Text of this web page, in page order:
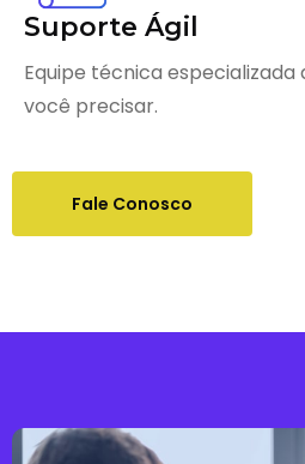
Suporte Ágil
Equipe técnica especializada
você precisar.
Fale Conosco